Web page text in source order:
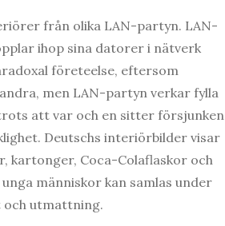
från olika LAN-partyn. LAN-
ihop sina datorer i nätverk
företeelse, eftersom
men LAN-partyn verkar fylla
att var och en sitter försjunken
Deutschs interiörbilder visar
kartonger, Coca-Colaflaskor och
människor kan samlas under
och utmattning.